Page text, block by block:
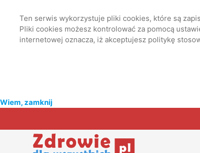
Ten serwis wykorzystuje pliki cookies, które są
Pliki cookies możesz kontrolować za pomocą
internetowej oznacza, iż akceptujesz politykę
Wiem, zamknij